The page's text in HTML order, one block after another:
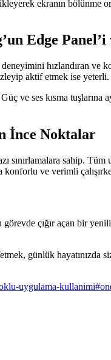
ekranın bölünme
Edge
hızlandıran ve
aktif etmek ise yeterli.
ve ses kısma
İnce Noktalar
sınırlamalara sahip.
ve verimli
çığır açan bir
günlük hayatınızda
uygulama-kullanimi#